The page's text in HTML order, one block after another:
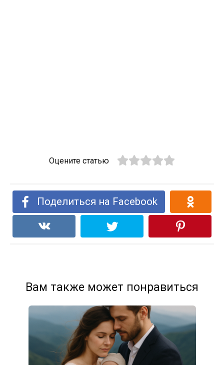
Оцените статью
Поделиться на Facebook
Вам также может понравиться